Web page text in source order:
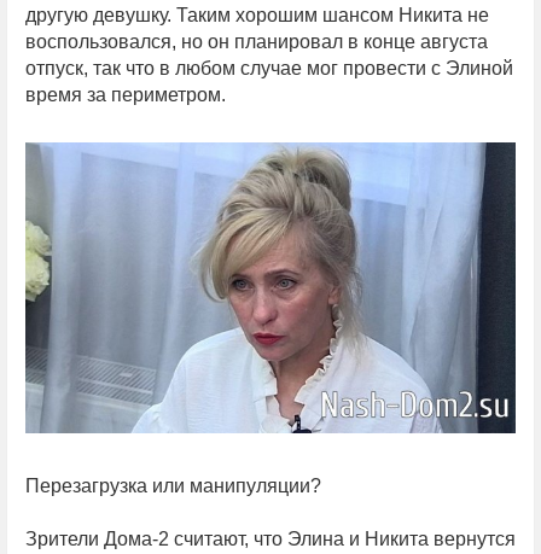
другую девушку. Таким хорошим шансом Никита не
воспользовался, но он планировал в конце августа
отпуск, так что в любом случае мог провести с Элиной
время за периметром.
Перезагрузка или манипуляции?
Зрители Дома-2 считают, что Элина и Никита вернутся